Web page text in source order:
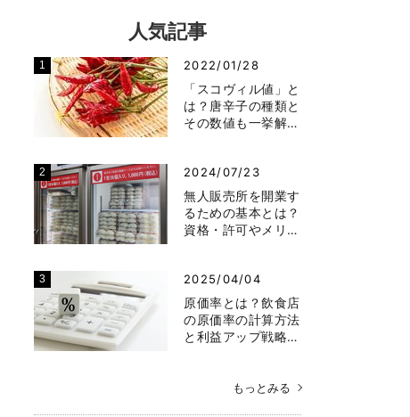
人気記事
2022/01/28
「スコヴィル値」と
は？唐辛子の種類と
その数値も一挙解…
2024/07/23
無人販売所を開業す
るための基本とは？
資格・許可やメリ…
2025/04/04
原価率とは？飲食店
の原価率の計算方法
と利益アップ戦略…
もっとみる